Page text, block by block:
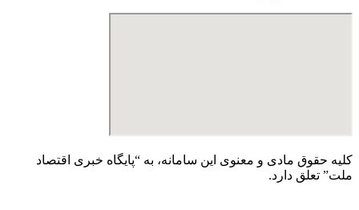
کلیه حقوق مادی و معنوی این سامانه، به “پایگاه خبری اقتصاد
ملت” تعلق دارد.